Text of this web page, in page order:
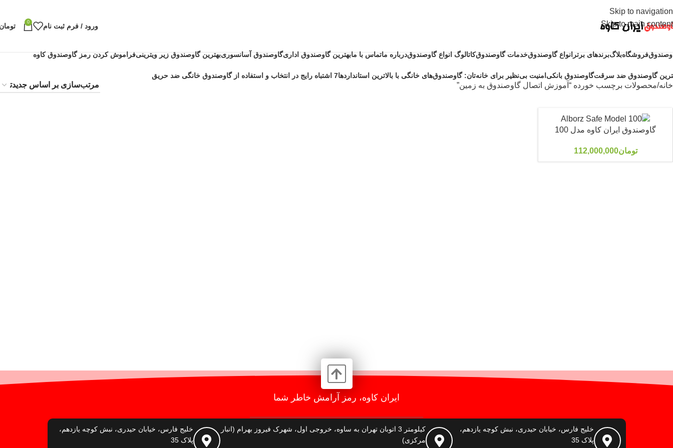
Skip to navigation
Skip to main content
ورود / فرم ثبت نام 0
فروشگاهبلاگبرندهای برترانواع گاوصندوقخدمات گاوصندوقکاتالوگ انواع گاوصندوقدرباره ماتماس با مابهترین گاوصندوق اداریگاوصندوق آسانسوریبهترین گاوصندوق زیر ویترینیفراموش کردن رمز گاوصندوق کاوه
گاوصندوق ضد سرقتگاوصندوق بانکیامنیت بی‌نظیر برای خانه‌تان: گاوصندوق‌های خانگی با بالاترین استانداردها7 اشتباه رایج در انتخاب و استفاده از گاوصندوق خانگی ضد حریق
خانه محصولات برچسب خورده “آموزش اتصال گاوصندوق به زمین”
گاوصندوق ایران کاوه مدل 100
تومان112,000,000
ایران کاوه، رمز آرامش خاطر شما
خلیج فارس، خیابان حیدری، نبش کوچه یازدهم،
پلاک 35
کیلومتر 3 اتوبان تهران به ساوه، خروجی اول، شهرک فیروز بهرام (انبار
مرکزی)
خلیج فارس، خیابان حیدری، نبش کوچه یازدهم،
پلاک 35